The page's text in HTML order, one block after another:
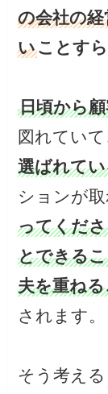
の会社の
いことす
日頃から
図れてい
選ばれて
ションが
ってくだ
とできる
夫を重ね
されます。
そう考え